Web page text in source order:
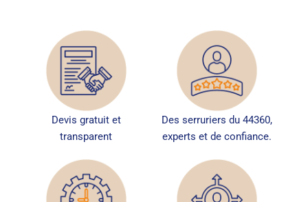
Devis gratuit et
transparent
Des serruriers du 44360,
experts et de confiance.